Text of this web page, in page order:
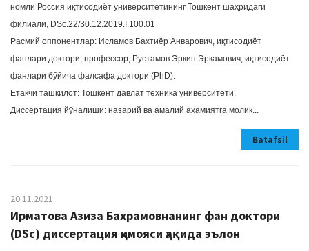
номли Россия иқтисодиёт университетининг Тошкент шаҳридаги
филиали, DSc.22/30.12.2019.I.100.01
Расмий оппонентлар: Исламов Бахтиёр Анварович, иқтисодиёт
фанлари доктори, профессор; Рустамов Эркин Эркамович, иқтисодиёт
фанлари бўйича фалсафа доктори (PhD).
Етакчи ташкилот: Тошкент давлат техника университети.
Диссертация йўналиши: назарий ва амалий аҳамиятга молик...
Batafsil
20.11.2021
Ирматова Азиза Бахрамовнанинг фан доктори
(DSc) диссертация ҳимояси ҳақида эълон